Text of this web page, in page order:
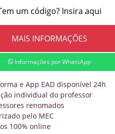
um código? Insira aqui
Informações por WhatsApp
e App EAD disponível 24h
individual do professor
renomados
pelo MEC
100% online